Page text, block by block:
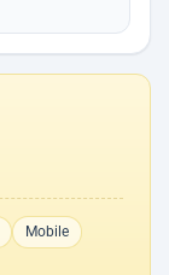
Mobile